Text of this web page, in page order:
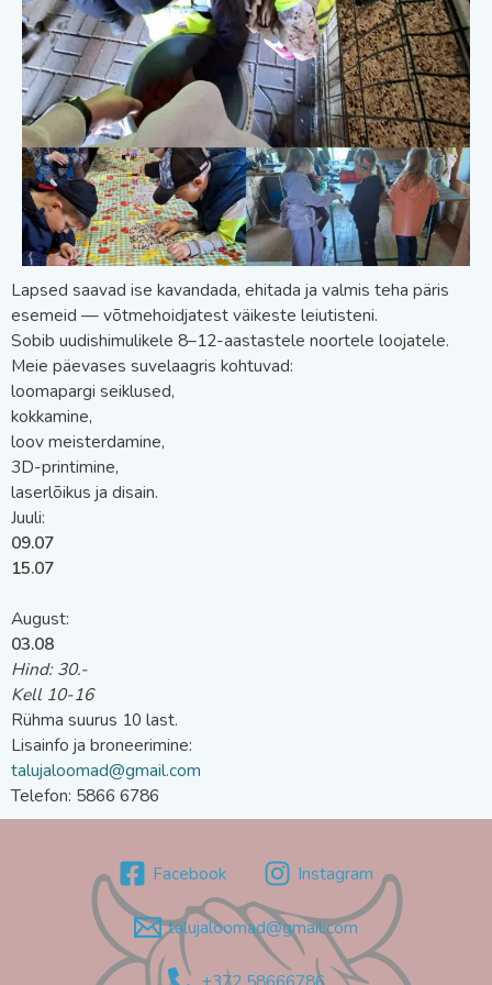
Lapsed saavad ise kavandada, ehitada ja valmis teha päris
esemeid — võtmehoidjatest väikeste leiutisteni.
Sobib uudishimulikele 8–12-aastastele noortele loojatele.
Meie päevases suvelaagris kohtuvad:
loomapargi seiklused,
kokkamine,
loov meisterdamine,
3D-printimine,
laserlõikus ja disain.
Juuli:
09.07
15.07
August:
03.08
Hind: 30.-
Kell 10-16
Rühma suurus 10 last.
Lisainfo ja broneerimine:
talujaloomad@gmail.com
Telefon: 5866 6786
Facebook Instagram
talujaloomad@gmail.com